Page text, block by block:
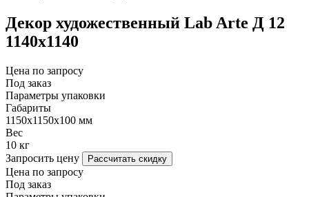
Декор художественный Lab Arte Д 12
1140х1140
Цена по запросу
Под заказ
Параметры упаковки
Габариты
1150х1150х100 мм
Вес
10 кг
Запросить цену
Рассчитать скидку
Цена по запросу
Под заказ